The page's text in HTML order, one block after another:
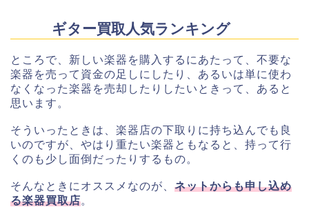
ギター買取人気ランキング
ところで、新しい楽器を購入するにあたって、不要な
楽器を売って資金の足しにしたり、あるいは単に使わ
なくなった楽器を売却したりしたいときって、あると
思います。
そういったときは、楽器店の下取りに持ち込んでも良
いのですが、やはり重たい楽器ともなると、持って行
くのも少し面倒だったりするもの。
そんなときにオススメなのが、 ネットからも申し込め
る楽器買取店。